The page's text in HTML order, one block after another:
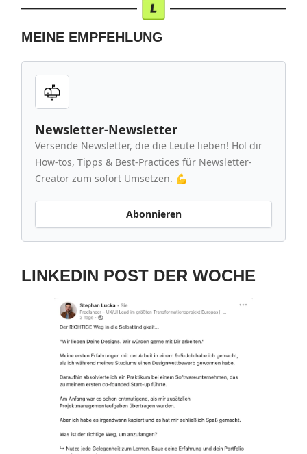
MEINE EMPFEHLUNG
Newsletter-Newsletter
Versende Newsletter, die die Leute lieben! Hol dir
How-tos, Tipps & Best-Practices für Newsletter-
Creator zum sofort Umsetzen. 💪
Abonnieren
LINKEDIN POST DER WOCHE